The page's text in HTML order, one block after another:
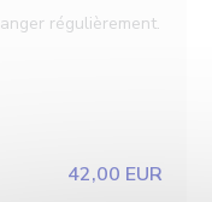
régulièrement.
42,00 EUR